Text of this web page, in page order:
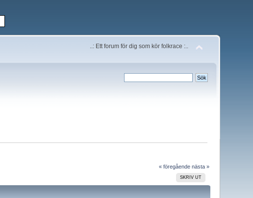
..: Ett forum för dig som kör folkrace :..
« föregående nästa »
SKRIV UT